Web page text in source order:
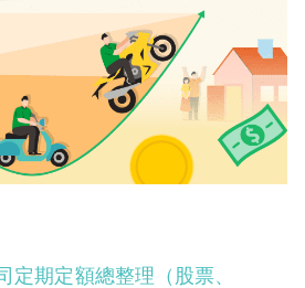
定期定額總整理（股票、